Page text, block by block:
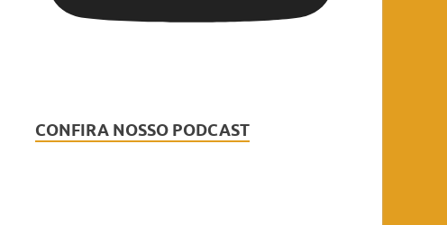
CONFIRA NOSSO PODCAST